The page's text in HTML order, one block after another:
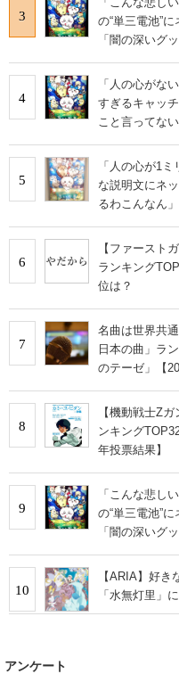
3
の“単三電池”
「闇の深いグ
4
「人の心がな
すぎるキャッ
こと言ってな
5
「人の心が1
な説明文にネ
るわこんなん
6
【ファースト
ランキング
位は？
7
名曲は世界共
日本の曲」ラ
のテーゼ」【
8
【機動戦士Z
ンキング
年投票結果】
9
「こんな悲し
の“単三電池”
「闇の深いグ
10
【ARIA】好
「水無灯里」
アンケート